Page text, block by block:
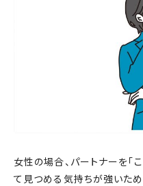
女性の場合、パートナーを「
て見つめる気持ちが強いた